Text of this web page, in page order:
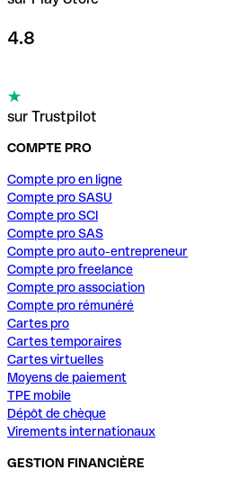
4.8
sur Trustpilot
COMPTE PRO
Compte pro en ligne
Compte pro SASU
Compte pro SCI
Compte pro SAS
Compte pro auto-entrepreneur
Compte pro freelance
Compte pro association
Compte pro rémunéré
Cartes pro
Cartes temporaires
Cartes virtuelles
Moyens de paiement
TPE mobile
Dépôt de chèque
Virements internationaux
GESTION FINANCIÈRE